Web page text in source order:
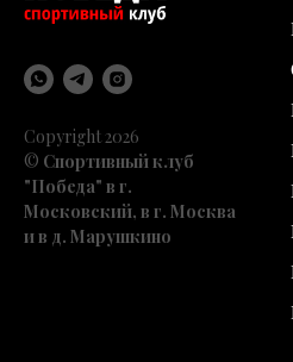
Copyright 2026
© Спортивный клуб
"Победа" в г.
Московский, в г. Москва
и в д. Марушкино